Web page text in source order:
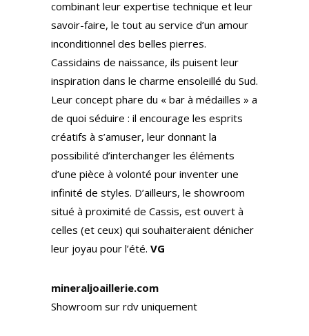
combinant leur expertise technique et leur
savoir-faire, le tout au service d’un amour
inconditionnel des belles pierres.
Cassidains de naissance, ils puisent leur
inspiration dans le charme ensoleillé du Sud.
Leur concept phare du « bar à médailles » a
de quoi séduire : il encourage les esprits
créatifs à s’amuser, leur donnant la
possibilité d’interchanger les éléments
d’une pièce à volonté pour inventer une
infinité de styles. D’ailleurs, le showroom
situé à proximité de Cassis, est ouvert à
celles (et ceux) qui souhaiteraient dénicher
leur joyau pour l’été. VG
mineraljoaillerie.com
Showroom sur rdv uniquement